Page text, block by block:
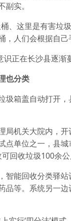
实。
这里是有害垃
，人们会根据自己
正在长沙县逐渐
也分类
箱盖自动打开，
机关大院内，开
点单位之一，县
回收垃圾100余公
能回收分类驿站
品等。系统另一